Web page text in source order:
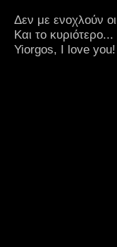
Δεν με ενοχλούν
Και το κυριότερο...
Yiorgos, I love